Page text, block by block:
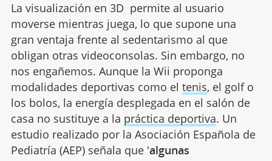
La visualización en 3D permite al usuario
moverse mientras juega, lo que supone una
gran ventaja frente al sedentarismo al que
obligan otras videoconsolas. Sin embargo, no
nos engañemos. Aunque la Wii proponga
modalidades deportivas como el tenis, el golf o
los bolos, la energía desplegada en el salón de
casa no sustituye a la práctica deportiva. Un
estudio realizado por la Asociación Española de
Pediatría (AEP) señala que 'algunas